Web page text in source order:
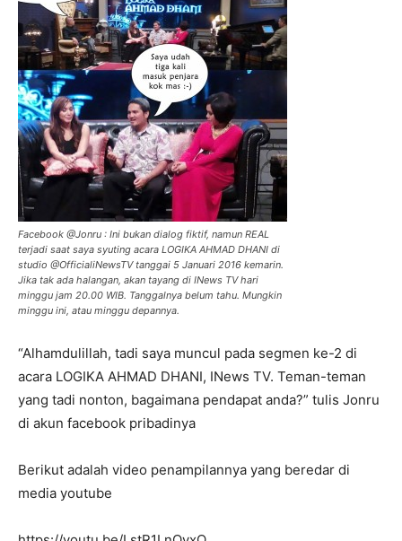
Facebook @Jonru : Ini bukan dialog fiktif, namun REAL
terjadi saat saya syuting acara LOGIKA AHMAD DHANI di
studio @OfficialiNewsTV tanggai 5 Januari 2016 kemarin.
Jika tak ada halangan, akan tayang di INews TV hari
minggu jam 20.00 WIB. Tanggalnya belum tahu. Mungkin
minggu ini, atau minggu depannya.
“Alhamdulillah, tadi saya muncul pada segmen ke-2 di
acara LOGIKA AHMAD DHANI, INews TV. Teman-teman
yang tadi nonton, bagaimana pendapat anda?” tulis Jonru
di akun facebook pribadinya
Berikut adalah video penampilannya yang beredar di
media youtube